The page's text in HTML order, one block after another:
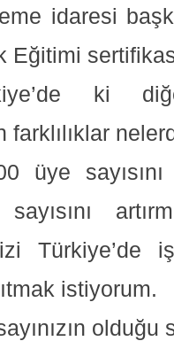
idaresi
Eğitimi
ki
farklılıklar
üye
Türkiye’de
istiyorum.